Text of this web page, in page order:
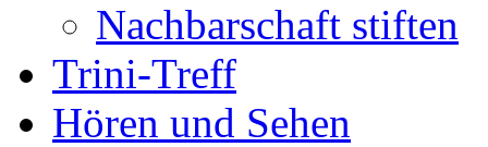
Nachbarschaft stiften
Trini-Treff
Hören und Sehen